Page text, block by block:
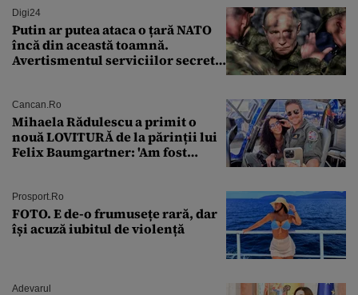
Digi24
Putin ar putea ataca o țară NATO
încă din această toamnă.
Avertismentul serviciilor secrete
Cancan.ro
Mihaela Rădulescu a primit o
nouă LOVITURĂ de la părinții lui
Felix Baumgartner: 'Am fost
Prosport.ro
FOTO. E de-o frumusețe rară, dar
își acuză iubitul de violență
Adevarul